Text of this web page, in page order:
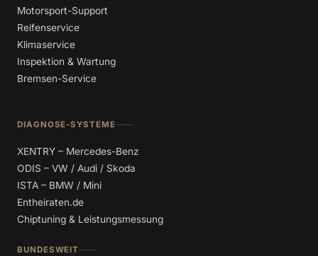
Motorsport-Support
Reifenservice
Klimaservice
Inspektion & Wartung
Bremsen-Service
DIAGNOSE-SYSTEME
XENTRY – Mercedes-Benz
ODIS – VW / Audi / Skoda
ISTA – BMW / Mini
Entheiraten.de
Chiptuning & Leistungsmessung
BUNDESWEIT